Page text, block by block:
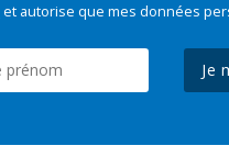
et autorise que mes données
Je